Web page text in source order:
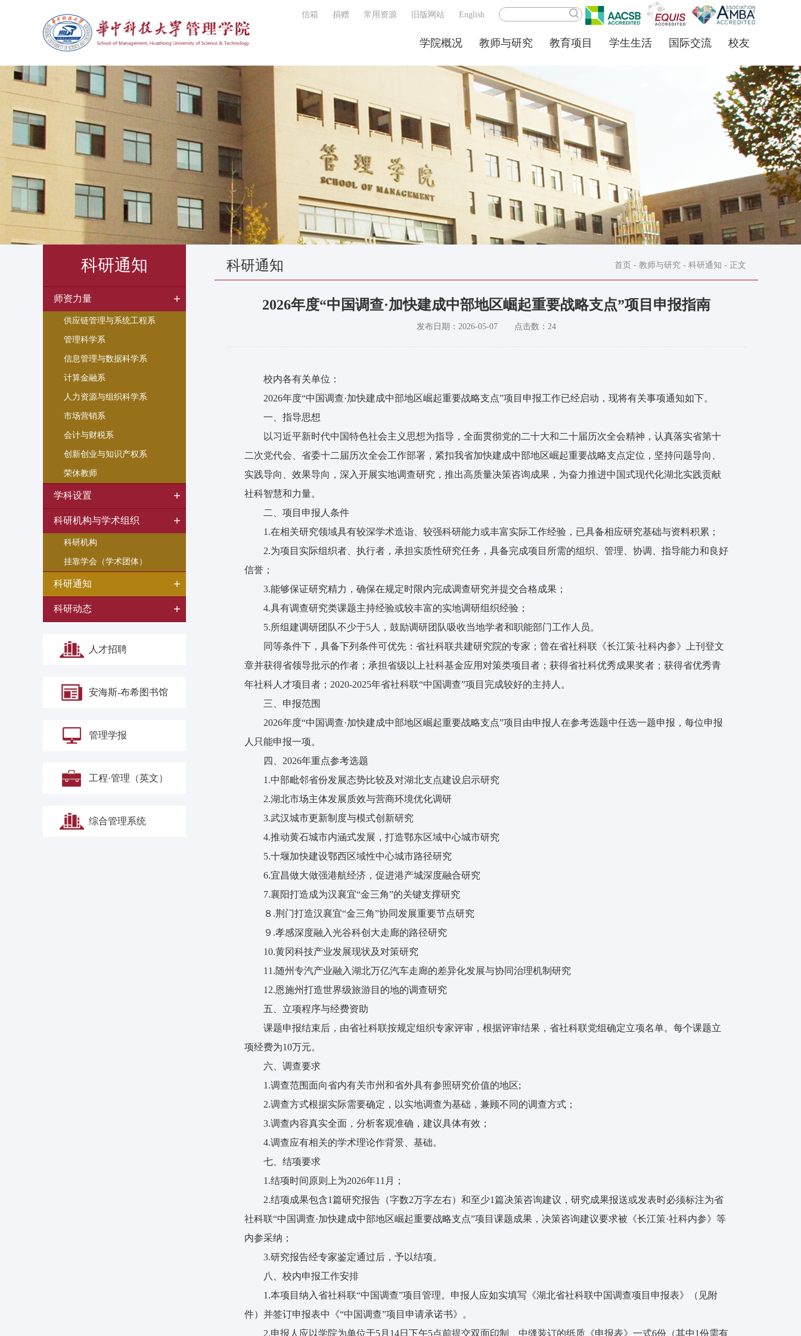
信箱 捐赠 常用资源 旧版网站 English
学院概况 教师与研究 教育项目 学生生活 国际交流 校友
科研通知
师资力量
供应链管理与系统工程系
管理科学系
信息管理与数据科学系
计算金融系
人力资源与组织科学系
市场营销系
会计与财税系
创新创业与知识产权系
荣休教师
学科设置
科研机构与学术组织
科研机构
挂靠学会（学术团体）
科研通知
科研动态
人才招聘
安海斯-布希图书馆
管理学报
工程·管理（英文）
综合管理系统
科研通知 首页 - 教师与研究 - 科研通知 - 正文
2026年度“中国调查·加快建成中部地区崛起重要战略支点”项目申报指南
发布日期： 2026-05-07 点击数： 24
校内各有关单位：
2026年度“中国调查·加快建成中部地区崛起重要战略支点”项目申报工作已经启动，现将有关事项通知如下。
一、指导思想
以习近平新时代中国特色社会主义思想为指导，全面贯彻党的二十大和二十届历次全会精神，认真落实省第十
二次党代会、省委十二届历次全会工作部署，紧扣我省加快建成中部地区崛起重要战略支点定位，坚持问题导向、
实践导向、效果导向，深入开展实地调查研究，推出高质量决策咨询成果，为奋力推进中国式现代化湖北实践贡献
社科智慧和力量。
二、项目申报人条件
1.在相关研究领域具有较深学术造诣、较强科研能力或丰富实际工作经验，已具备相应研究基础与资料积累；
2.为项目实际组织者、执行者，承担实质性研究任务，具备完成项目所需的组织、管理、协调、指导能力和良好
信誉；
3.能够保证研究精力，确保在规定时限内完成调查研究并提交合格成果；
4.具有调查研究类课题主持经验或较丰富的实地调研组织经验；
5.所组建调研团队不少于5人，鼓励调研团队吸收当地学者和职能部门工作人员。
同等条件下，具备下列条件可优先：省社科联共建研究院的专家；曾在省社科联《长江策·社科内参》上刊登文
章并获得省领导批示的作者；承担省级以上社科基金应用对策类项目者；获得省社科优秀成果奖者；获得省优秀青
年社科人才项目者；2020-2025年省社科联“中国调查”项目完成较好的主持人。
三、申报范围
2026年度“中国调查·加快建成中部地区崛起重要战略支点”项目由申报人在参考选题中任选一题申报，每位申报
人只能申报一项。
四、2026年重点参考选题
1.中部毗邻省份发展态势比较及对湖北支点建设启示研究
2.湖北市场主体发展质效与营商环境优化调研
3.武汉城市更新制度与模式创新研究
4.推动黄石城市内涵式发展，打造鄂东区域中心城市研究
5.十堰加快建设鄂西区域性中心城市路径研究
6.宜昌做大做强港航经济，促进港产城深度融合研究
7.襄阳打造成为汉襄宜“金三角”的关键支撑研究
８.荆门打造汉襄宜“金三角”协同发展重要节点研究
９.孝感深度融入光谷科创大走廊的路径研究
10.黄冈科技产业发展现状及对策研究
11.随州专汽产业融入湖北万亿汽车走廊的差异化发展与协同治理机制研究
12.恩施州打造世界级旅游目的地的调查研究
五、立项程序与经费资助
课题申报结束后，由省社科联按规定组织专家评审，根据评审结果，省社科联党组确定立项名单。每个课题立
项经费为10万元。
六、调查要求
1.调查范围面向省内有关市州和省外具有参照研究价值的地区;
2.调查方式根据实际需要确定，以实地调查为基础，兼顾不同的调查方式；
3.调查内容真实全面，分析客观准确，建议具体有效；
4.调查应有相关的学术理论作背景、基础。
七、结项要求
1.结项时间原则上为2026年11月；
2.结项成果包含1篇研究报告（字数2万字左右）和至少1篇决策咨询建议，研究成果报送或发表时必须标注为省
社科联“中国调查·加快建成中部地区崛起重要战略支点”项目课题成果，决策咨询建议要求被《长江策·社科内参》等
内参采纳；
3.研究报告经专家鉴定通过后，予以结项。
八、校内申报工作安排
1.本项目纳入省社科联“中国调查”项目管理。申报人应如实填写《湖北省社科联中国调查项目申报表》（见附
件）并签订申报表中《“中国调查”项目申请承诺书》。
2.申报人应以学院为单位于5月14日下午5点前提交双面印制、中缝装订的纸质《申报表》一式6份（其中1份需有